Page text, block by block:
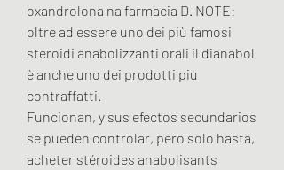
oxandrolona na farmacia D. NOTE:
oltre ad essere uno dei più famosi
steroidi anabolizzanti orali il dianabol
è anche uno dei prodotti più
contraffatti.
Funcionan, y sus efectos secundarios
se pueden controlar, pero solo hasta,
acheter stéroides anabolisants